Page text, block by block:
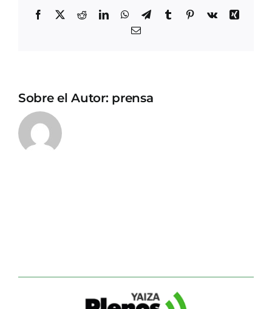
Facebook
X RedditLinkedInWhatsApp
TelegramTumblrPinterest
Vk
Xing
Correo
Sobre el Autor: prensa